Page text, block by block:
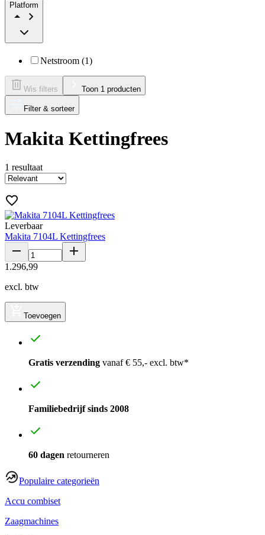
Platform
Netstroom (1)
Wis filters Toon 1 producten
Filter & sorteer
Makita Kettingfrees
1 resultaat
Leverbaar
Makita 7104L Kettingfrees
1 .296,99
excl. btw
Toevoegen
Gratis verzending vanaf € 55,- excl. btw*
Familiebedrijf sinds 2008
60 dagen retourneren
Populaire categorieën
Accu combiset
Zaagmachines